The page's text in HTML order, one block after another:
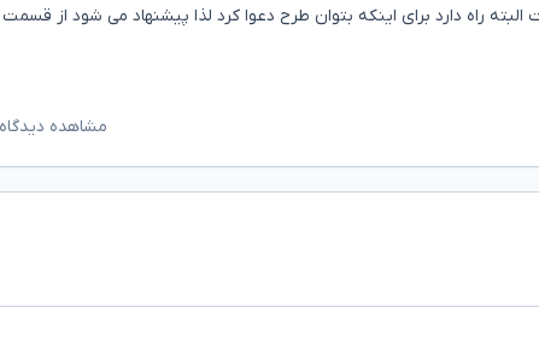
راه دارد برای اینکه بتوان طرح دعوا کرد لذا پیشنهاد می شود از
مشاهده